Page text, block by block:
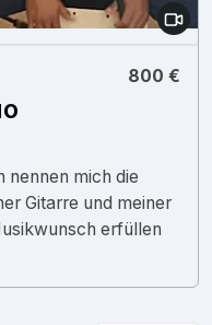
800 €
nennen mich die
Gitarre und meiner
erfüllen